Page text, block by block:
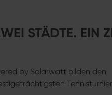
STÄDTE. EIN
by Solarwatt bilden den